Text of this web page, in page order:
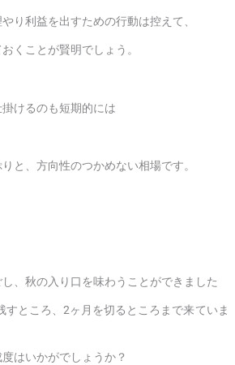
り利益を出すための行動は控えて、
くことが賢明でしょう。
けるのも短期的には
と、方向性のつかめない相場です。
、秋の入り口を味わうことができました
すところ、2ヶ月を切るところまで来ていま
はいかがでしょうか？